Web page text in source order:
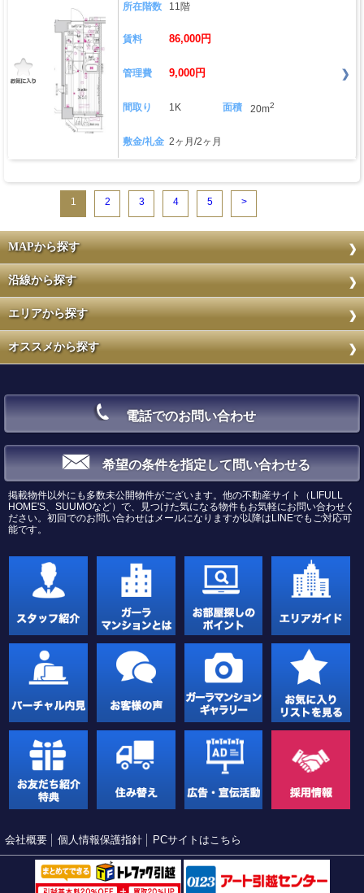
所在階数 11階
賃料 86,000円
管理費 9,000円
間取り 1K 面積 20m2
敷金/礼金 2ヶ月/2ヶ月
1 2 3 4 5 >
MAPから探す
沿線から探す
エリアから探す
オススメから探す
電話でのお問い合わせ
希望の条件を指定して問い合わせる
掲載物件以外にも多数未公開物件がございます。他の不動産サイト（LIFULL
HOME'S、SUUMOなど）で、見つけた気になる物件もお気軽にお問い合わせく
ださい。初回でのお問い合わせはメールになりますが以降はLINEでもご対応可
能です。
会社概要 個人情報保護指針 PCサイトはこちら